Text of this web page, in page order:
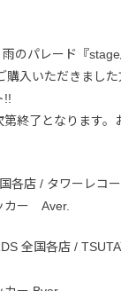
のパレード『
購入いただきまし
!!
終了となります。
各店 / タワーレコ
カー Aver.
全国各店 /